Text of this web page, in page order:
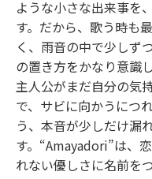
ような小さな出来事を
す。だから、歌う時も
く、雨音の中で少しず
の置き方をかなり意識
主人公がまだ自分の気
で、サビに向かうにつ
う、本音が少しだけ漏
す。“Amayadori”は、
れない優しさに名前を